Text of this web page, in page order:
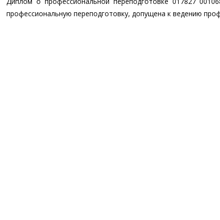
профессиональную переподготовку, допущена к ведению